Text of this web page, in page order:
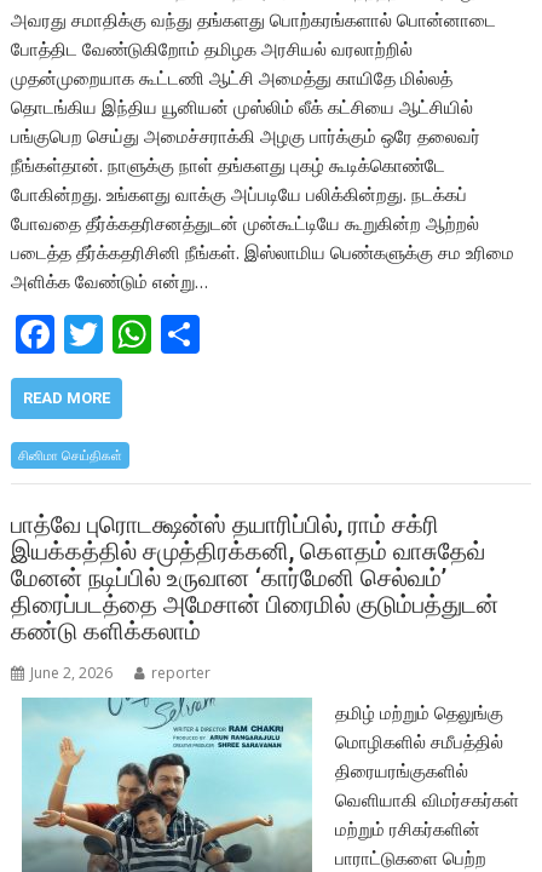
அவரது சமாதிக்கு வந்து தங்களது பொற்கரங்களால் பொன்னாடை
போத்திட வேண்டுகிறோம் தமிழக அரசியல் வரலாற்றில்
முதன்முறையாக கூட்டணி ஆட்சி அமைத்து காயிதே மில்லத்
தொடங்கிய இந்திய யூனியன் முஸ்லிம் லீக் கட்சியை ஆட்சியில்
பங்குபெற செய்து அமைச்சராக்கி அழகு பார்க்கும் ஒரே தலைவர்
நீங்கள்தான். நாளுக்கு நாள் தங்களது புகழ் கூடிக்கொண்டே
போகின்றது. உங்களது வாக்கு அப்படியே பலிக்கின்றது. நடக்கப்
போவதை தீர்க்கதரிசனத்துடன் முன்கூட்டியே கூறுகின்ற ஆற்றல்
படைத்த தீர்க்கதரிசினி நீங்கள். இஸ்லாமிய பெண்களுக்கு சம உரிமை
அளிக்க வேண்டும் என்று…
F
ac
e
b
o
o
k
T
w
itt
er
W
h
A
p
p
READ MORE
சினிமா செய்திகள்
பாத்வே புரொடக்ஷன்ஸ் தயாரிப்பில், ராம் சக்ரி
இயக்கத்தில் சமுத்திரக்கனி, கௌதம் வாசுதேவ்
மேனன் நடிப்பில் உருவான ‘கார்மேனி செல்வம்’
திரைப்படத்தை அமேசான் பிரைமில் குடும்பத்துடன்
கண்டு களிக்கலாம்
June 2, 2026 reporter
தமிழ் மற்றும் தெலுங்கு
மொழிகளில் சமீபத்தில்
திரையரங்குகளில்
வெளியாகி விமர்சகர்கள்
மற்றும் ரசிகர்களின்
பாராட்டுகளை பெற்ற